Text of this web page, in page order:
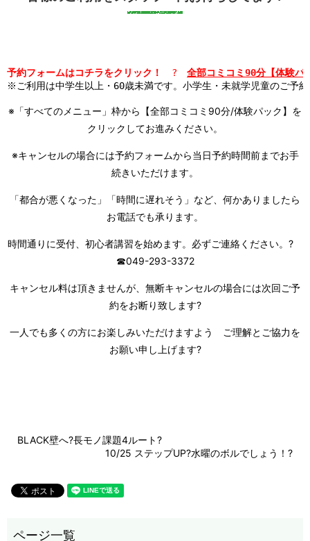
予約フォームはコチラをクリック！ ? 全部コミコミ90分【体験パ
※ご利用は中学生以上・60歳未満です。小学生・未就学児童のご予
※「すべてのメニュー」枠から【全部コミコミ90分/体験パック】を
クリックしてお進みください。
※キャンセルの場合には予約フォームから当日予約時間前までお手
続きいただけます。
「都合が悪くなった」「時間に遅れそう」など、何かありましたら
お電話でも承ります。
時間通りに受付、初心者講習を始めます。必ずご連絡ください。?
☎049-293-3372
キャンセル料は頂きませんが、無断キャンセルの場合には次回ご予
約をお断り致します?
一人でも多くの方にお楽しみいただけますよう ご理解とご協力を
お願い申し上げます?
BLACK壁へ?長モノ課題4ルート?
10/25 ステップUP?水曜のボルでしょう！?